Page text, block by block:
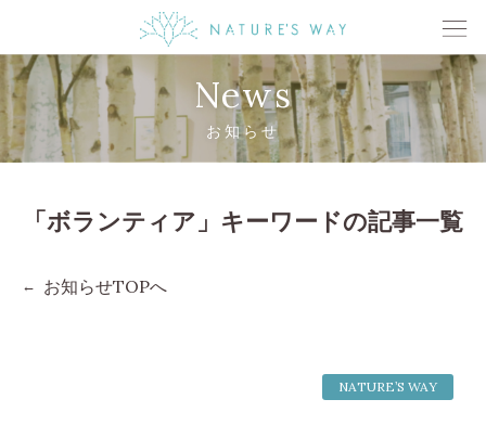
News
お知らせ
「ボランティア」キーワードの記事一覧
お知らせTOPへ
NATURE’S WAY